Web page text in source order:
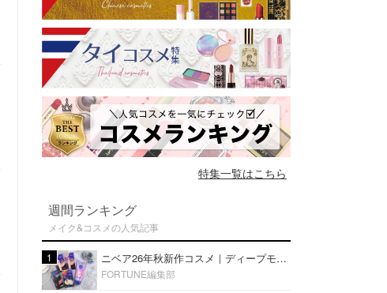
特集一覧はこちら
週間ランキング
メイク&コスメの人気記事
1 ニベア26年秋新作コスメ｜ディープモイスチャーリップの美容液タイプや2in1ボディクリームスクラブも
FORTUNE編集部